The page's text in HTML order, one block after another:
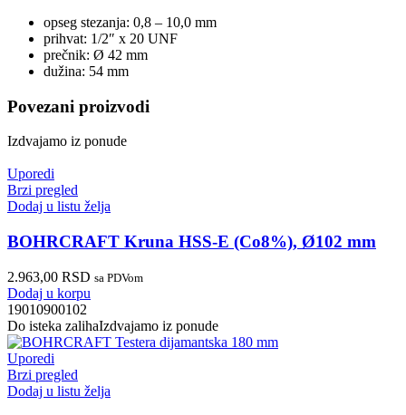
opseg stezanja: 0,8 – 10,0 mm
prihvat: 1/2″ x 20 UNF
prečnik: Ø 42 mm
dužina: 54 mm
Povezani proizvodi
Izdvajamo iz ponude
Uporedi
Brzi pregled
Dodaj u listu želja
BOHRCRAFT Kruna HSS-E (Co8%), Ø102 mm
2.963,00 RSD sa PDVom
Dodaj u korpu
19010900102
Do isteka zalihaIzdvajamo iz ponude
Uporedi
Brzi pregled
Dodaj u listu želja